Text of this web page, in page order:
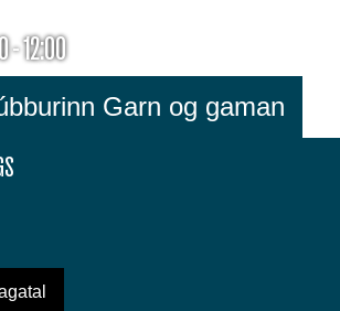
- 12:00
Garn og gaman